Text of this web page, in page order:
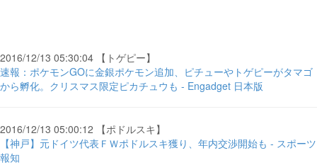
2016/12/13 05:30:04 【トゲピー】
速報：ポケモンGOに金銀ポケモン追加、ピチューやトゲピーがタマゴ
から孵化。クリスマス限定ピカチュウも - Engadget 日本版
2016/12/13 05:00:12 【ポドルスキ】
【神戸】元ドイツ代表ＦＷポドルスキ獲り、年内交渉開始も - スポーツ
報知